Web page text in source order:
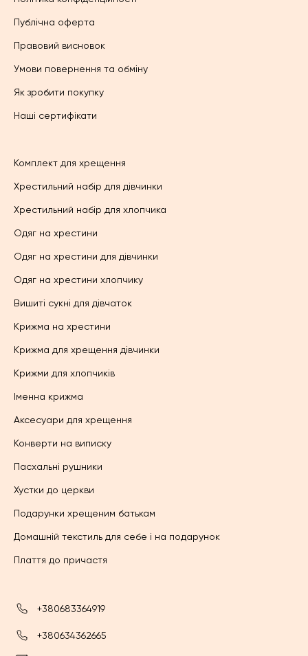
Публічна оферта
Правовий висновок
Умови повернення та обміну
Як зробити покупку
Наші сертифікати
Комплект для хрещення
Хрестильний набір для дівчинки
Хрестильний набір для хлопчика
Одяг на хрестини
Одяг на хрестини для дівчинки
Одяг на хрестини хлопчику
Вишиті сукні для дівчаток
Крижма на хрестини
Крижма для хрещення дівчинки
Крижми для хлопчиків
Іменна крижма
Аксесуари для хрещення
Конверти на виписку
Пасхальні рушники
Хустки до церкви
Подарунки хрещеним батькам
Домашній текстиль для себе і на подарунок
Плаття до причастя
+380683364919
+380634362665